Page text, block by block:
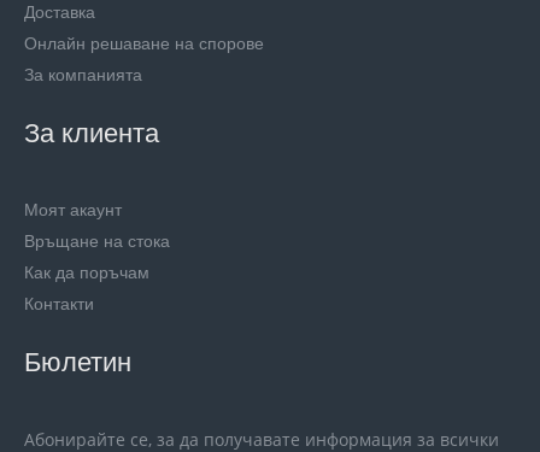
Доставка
Онлайн решаване на спорове
За компанията
За клиента
Моят акаунт
Връщане на стока
Как да поръчам
Контакти
Бюлетин
Абонирайте се, за да получавате информация за всички